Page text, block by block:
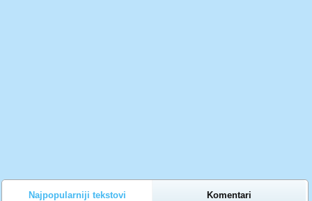
Najpopularniji tekstovi Komentari